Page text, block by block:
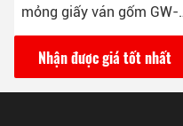
động 165M/min 26KW
Nhận được giá tốt nhất